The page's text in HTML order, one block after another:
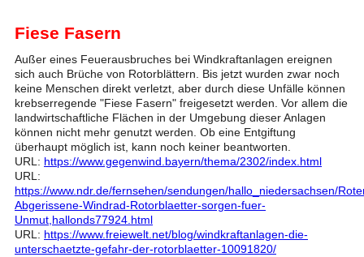
Fiese Fasern
Außer eines Feuerausbruches bei Windkraftanlagen ereignen
sich auch Brüche von Rotorblättern. Bis jetzt wurden zwar noch
keine Menschen direkt verletzt, aber durch diese Unfälle können
krebserregende "Fiese Fasern" freigesetzt werden. Vor allem die
landwirtschaftliche Flächen in der Umgebung dieser Anlagen
können nicht mehr genutzt werden. Ob eine Entgiftung
überhaupt möglich ist, kann noch keiner beantworten.
URL: https://www.gegenwind.bayern/thema/2302/index.html
URL:
https://www.ndr.de/fernsehen/sendungen/hallo_niedersachsen/
Abgerissene-Windrad-Rotorblaetter-sorgen-fuer-
Unmut,hallonds77924.html
URL: https://www.freiewelt.net/blog/windkraftanlagen-die-
unterschaetzte-gefahr-der-rotorblaetter-10091820/